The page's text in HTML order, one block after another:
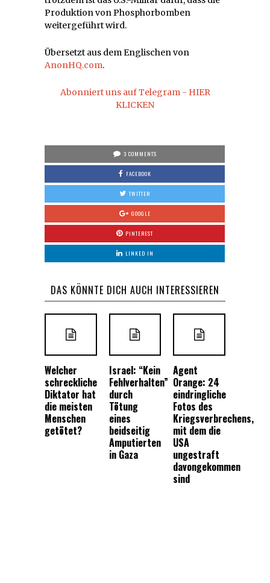
Produktion von Phosphorbomben
weitergeführt wird.
Übersetzt aus dem Englischen von
AnonHQ.com.
Abonniert uns auf Telegram - HIER
KLICKEN
3 COMMENTS
FACEBOOK
TWITTER
GOOGLE
PINTEREST
LINKED IN
DAS KÖNNTE DICH AUCH INTERESSIEREN
Welcher
schreckliche
Diktator hat
die meisten
Menschen
getötet?
Israel: “Kein
Fehlverhalten”
durch
Tötung
eines
beidseitig
Amputierten
in Gaza
Agent
Orange: 24
eindringliche
Fotos des
Kriegsverbrechens,
mit dem die
USA
ungestraft
davongekommen
sind